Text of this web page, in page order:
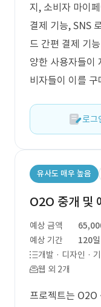
지, 소비자 마이
결제 기능, SNS
드 간편 결제 기
양한 사용자들이
비자들이 이를
로그
유사도 매우 높음
O2O 중개 및
예상 금액
예상 기간
120일
개발 · 디자인 ·
웹 외 2개
프로젝트는 O2O